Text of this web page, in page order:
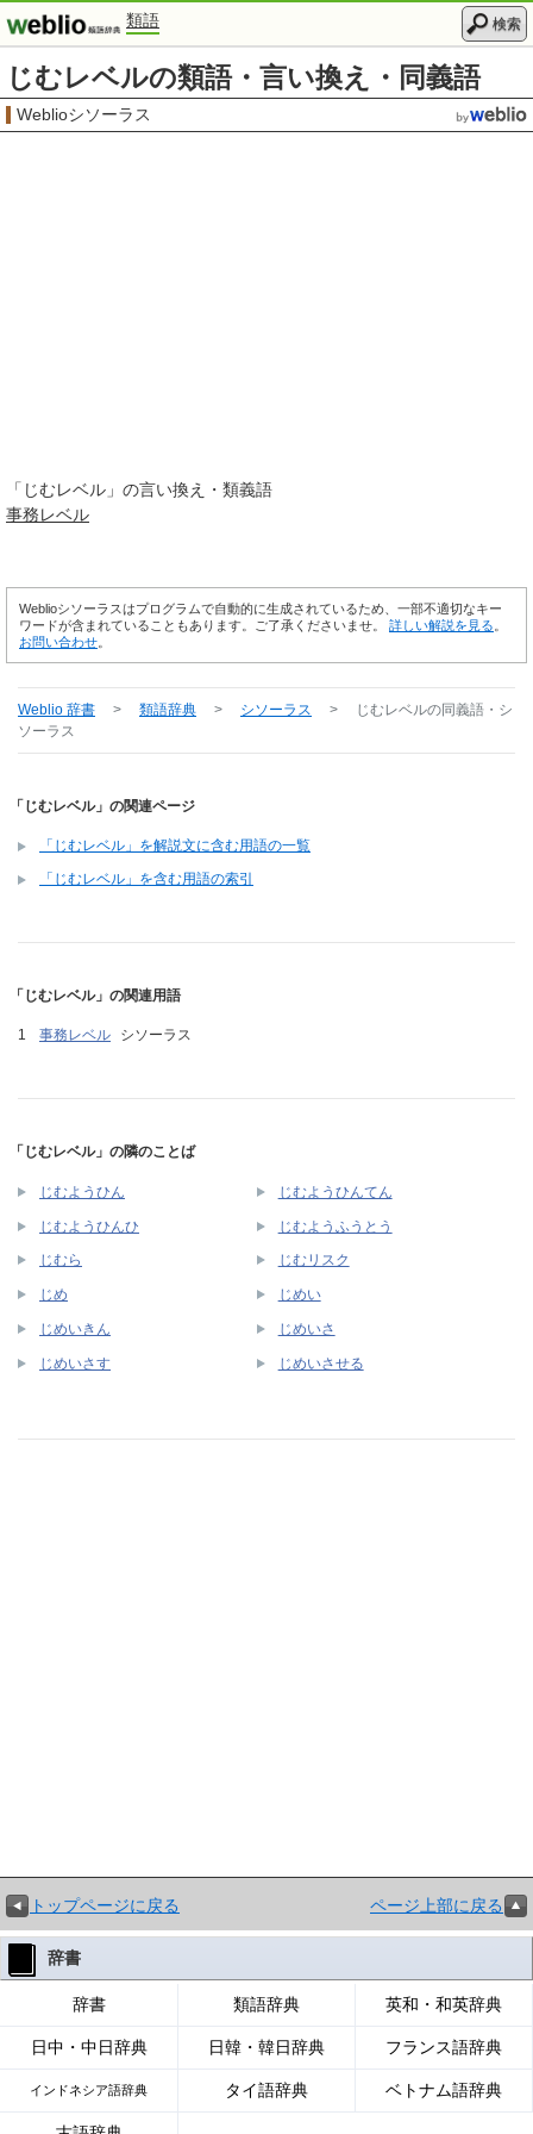
類語 検索
じむレベルの類語・言い換え・同義語
Weblioシソーラス
「 じむレベル 」の言い換え・類義語
事務レベル
Weblioシソーラスはプログラムで自動的に生成されているため、一部不適切なキー
ワードが含まれていることもあります。ご了承くださいませ。 詳しい解説を見る
お問い合わせ
Weblio 辞書 > 類語辞典 > シソーラス > じむレベルの同義語・シ
ソーラス
「じむレベル」の関連ページ
「じむレベル」を解説文に含む用語の一覧
「じむレベル」を含む用語の索引
「じむレベル」の関連用語
事務レベル シソーラス
「じむレベル」の隣のことば
じむようひん じむようひんてん
じむようひんひ じむようふうとう
じむら じむリスク
じめ じめい
じめいきん じめいさ
じめいさす じめいさせる
トップページに戻る ページ上部に戻る
辞書
辞書 類語辞典 英和・和英辞典
日中・中日辞典 日韓・韓日辞典 フランス語辞典
インドネシア語辞典 タイ語辞典 ベトナム語辞典